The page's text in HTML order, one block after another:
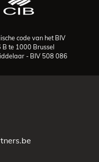
code van het BIV
te 1000 Brussel
- BIV 508 086